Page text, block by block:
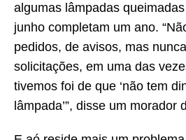
algumas lâmpadas
junho completam um ano.
pedidos, de avisos, mas
solicitações, em uma das
tivemos foi de que ‘não tem
lâmpada’”, disse um morador